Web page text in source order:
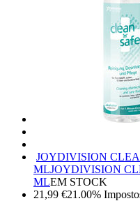
JOYDIVISION
MLJOYDIVISION
MLEM STOCK
21,99 €21.00%